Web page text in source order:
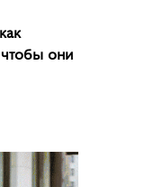
чтобы они